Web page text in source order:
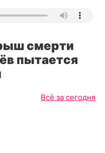
смерти
пытается
Всё за сегодня